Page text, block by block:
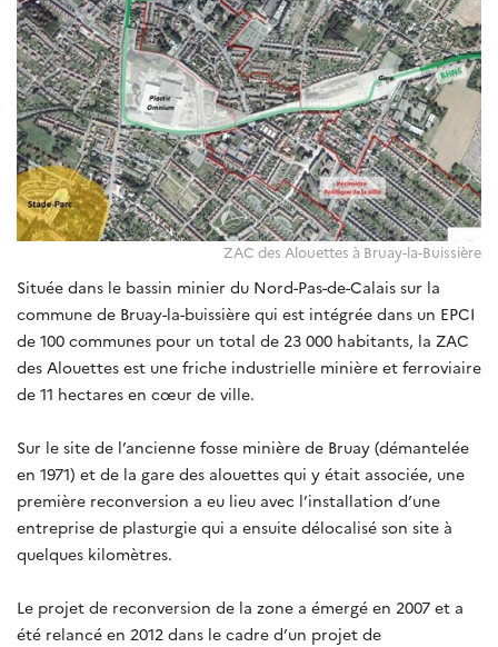
ZAC des Alouettes à Bruay-la-Buissière
Située dans le bassin minier du Nord-Pas-de-Calais sur la
commune de Bruay-la-buissière qui est intégrée dans un EPCI
de 100 communes pour un total de 23 000 habitants, la ZAC
des Alouettes est une friche industrielle minière et ferroviaire
de 11 hectares en cœur de ville.
Sur le site de l’ancienne fosse minière de Bruay (démantelée
en 1971) et de la gare des alouettes qui y était associée, une
première reconversion a eu lieu avec l’installation d’une
entreprise de plasturgie qui a ensuite délocalisé son site à
quelques kilomètres.
Le projet de reconversion de la zone a émergé en 2007 et a
été relancé en 2012 dans le cadre d’un projet de